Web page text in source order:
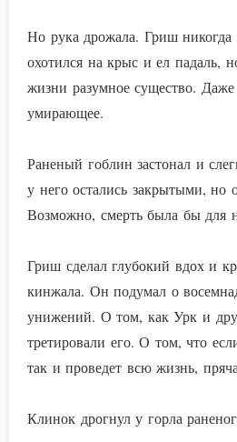
Но рука дрожала. Гриш
охотился на крыс и ел падаль,
жизни разумное существо.
умирающее.
Раненый гоблин застонал и
у него остались закрытыми, но
Возможно, смерть была бы для
Гриш сделал глубокий вдох и
кинжала. Он подумал о
унижений. О том, как Урк и
третировали его. О том, что
так и проведет всю жизнь,
Клинок дрогнул у горла